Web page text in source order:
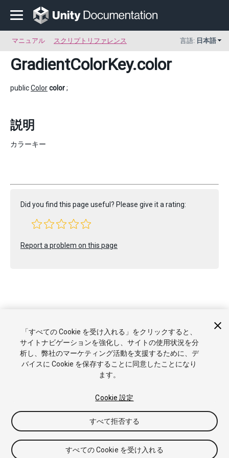
マニュアル スクリプトリファレンス 言語: 日本語
GradientColorKey.color
publicColorcolor;
説明
カラーキー
Did you find this page useful? Please give it a rating:
Report a problem on this page
チュートリアル
Answers ナレッジベース フォーラム
トストア
商標と利用規約 法律関連 プライバシーポリシー
ッキー
私の個人情報を販売または共有しない
Cookie 優先設定
「すべての Cookie を受け入れる」をクリックすると、
サイトナビゲーションを強化し、サイトの使用状況を分
析し、弊社のマーケティング活動を支援するために、デ
バイスに Cookie を保存することに同意したことになり
ます。
Cookie 設定
すべて拒否する
すべての Cookie を受け入れる